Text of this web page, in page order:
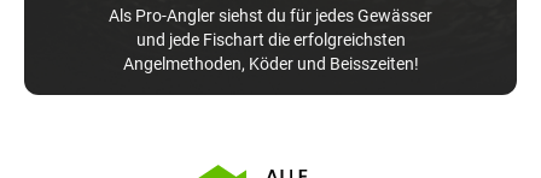
Als Pro-Angler siehst du für jedes Gewässer
und jede Fischart die erfolgreichsten
Angelmethoden, Köder und Beisszeiten!